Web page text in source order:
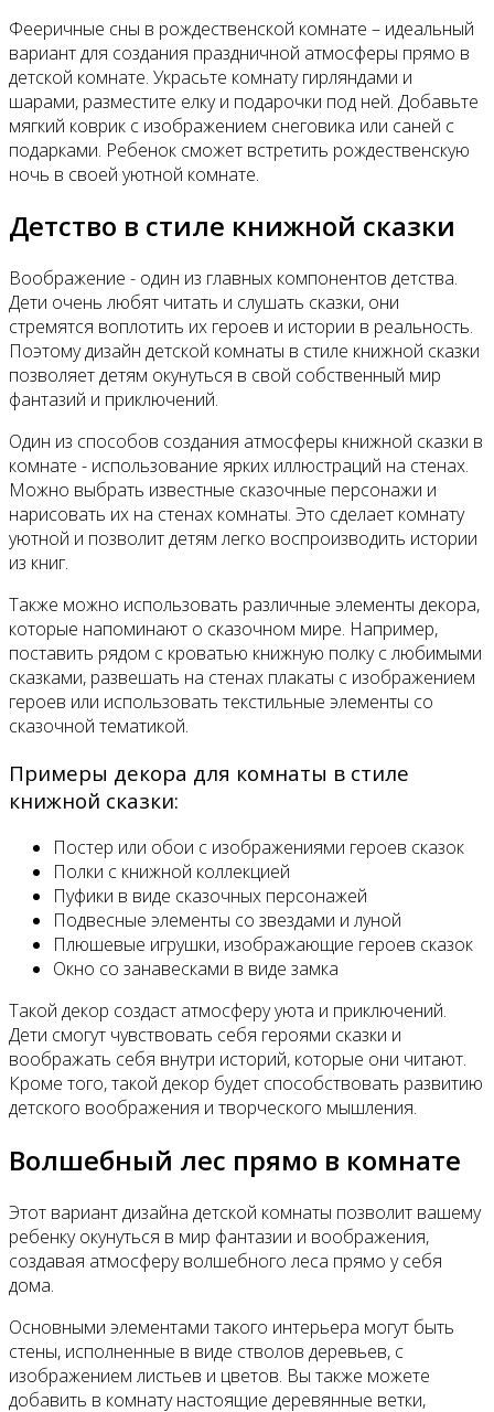
Фееричные сны в рождественской комнате – идеальный
вариант для создания праздничной атмосферы прямо в
детской комнате. Украсьте комнату гирляндами и
шарами, разместите елку и подарочки под ней. Добавьте
мягкий коврик с изображением снеговика или саней с
подарками. Ребенок сможет встретить рождественскую
ночь в своей уютной комнате.
Детство в стиле книжной сказки
Воображение - один из главных компонентов детства.
Дети очень любят читать и слушать сказки, они
стремятся воплотить их героев и истории в реальность.
Поэтому дизайн детской комнаты в стиле книжной сказки
позволяет детям окунуться в свой собственный мир
фантазий и приключений.
Один из способов создания атмосферы книжной сказки в
комнате - использование ярких иллюстраций на стенах.
Можно выбрать известные сказочные персонажи и
нарисовать их на стенах комнаты. Это сделает комнату
уютной и позволит детям легко воспроизводить истории
из книг.
Также можно использовать различные элементы декора,
которые напоминают о сказочном мире. Например,
поставить рядом с кроватью книжную полку с любимыми
сказками, развешать на стенах плакаты с изображением
героев или использовать текстильные элементы со
сказочной тематикой.
Примеры декора для комнаты в стиле
книжной сказки:
Постер или обои с изображениями героев сказок
Полки с книжной коллекцией
Пуфики в виде сказочных персонажей
Подвесные элементы со звездами и луной
Плюшевые игрушки, изображающие героев сказок
Окно со занавесками в виде замка
Такой декор создаст атмосферу уюта и приключений.
Дети смогут чувствовать себя героями сказки и
воображать себя внутри историй, которые они читают.
Кроме того, такой декор будет способствовать развитию
детского воображения и творческого мышления.
Волшебный лес прямо в комнате
Этот вариант дизайна детской комнаты позволит вашему
ребенку окунуться в мир фантазии и воображения,
создавая атмосферу волшебного леса прямо у себя
дома.
Основными элементами такого интерьера могут быть
стены, исполненные в виде стволов деревьев, с
изображением листьев и цветов. Вы также можете
добавить в комнату настоящие деревянные ветки,